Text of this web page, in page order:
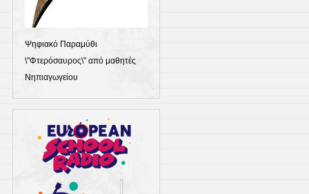
Ψηφιακό Παραμύθι
\"Φτερόσαυρος\" από μαθητές
Νηπιαγωγείου